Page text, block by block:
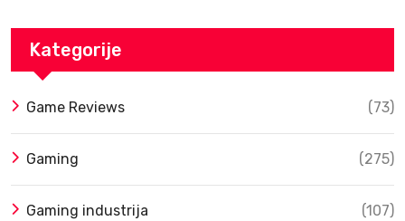
Kategorije
Game Reviews (73)
Gaming (275)
Gaming industrija (107)